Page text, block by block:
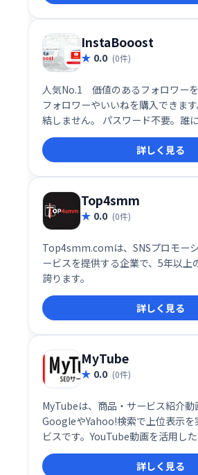
InstaBooost
0.0 (0件)
人気No.1 価値のあるフォロワー
フォロワーやいいねを購入できま
結しません。 パスワード不要。誰
フォロワーを買うことができます
で運営されています。詳しく見る
Top4smm
0.0 (0件)
Top4smm.comは、SNSプロモー
ービスを提供する企業で、5年以上
誇ります。
詳しく見る
MyTube
0.0 (0件)
MyTubeは、商品・サービス紹介動
GoogleやYahoo!検索で上位表示を
ビスです。YouTube動画を活用し
ィングで、売上アップを目指しま
あり効果的なサービスを提供してい
詳しく見る